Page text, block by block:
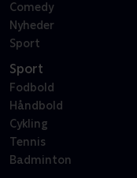
Comedy
Nyheder
Sport
Sport
Fodbold
Håndbold
Cykling
Tennis
Badminton